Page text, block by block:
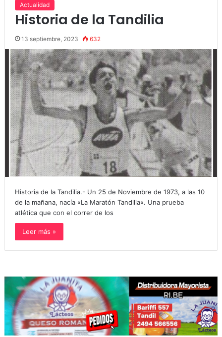
Actualidad
Historia de la Tandilia
13 septiembre, 2023 632
Historia de la Tandilia.- Un 25 de Noviembre de 1973, a las 10
de la mañana, nacía «La Maratón Tandilia«. Una prueba
atlética que con el correr de los
Leer más »